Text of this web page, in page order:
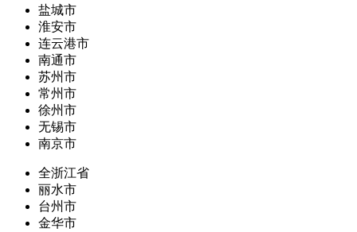
盐城市
淮安市
连云港市
南通市
苏州市
常州市
徐州市
无锡市
南京市
全浙江省
丽水市
台州市
金华市